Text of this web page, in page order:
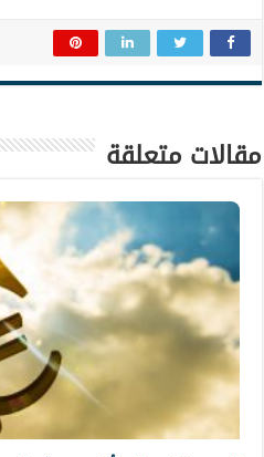
مقالات متعلقة